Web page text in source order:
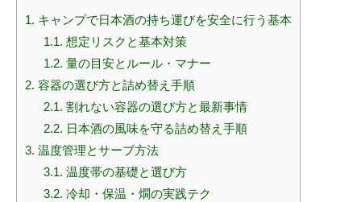
1. キャンプで日本酒の持ち運びを安全に行う基本
1.1. 想定リスクと基本対策
1.2. 量の目安とルール・マナー
2. 容器の選び方と詰め替え手順
2.1. 割れない容器の選び方と最新事情
2.2. 日本酒の風味を守る詰め替え手順
3. 温度管理とサーブ方法
3.1. 温度帯の基礎と選び方
3.2. 冷却・保温・燗の実践テク